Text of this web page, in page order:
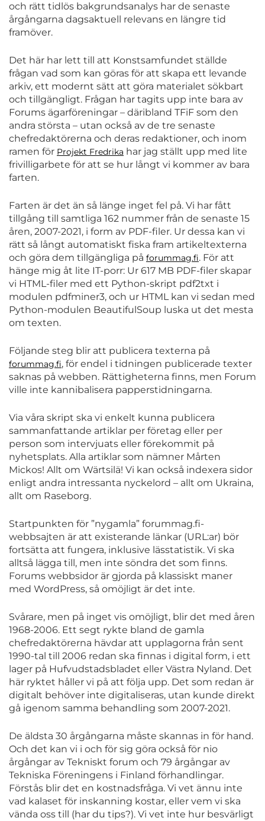
och rätt tidlös bakgrundsanalys har de senaste
årgångarna dagsaktuell relevans en längre tid
framöver.
Det här har lett till att Konstsamfundet ställde
frågan vad som kan göras för att skapa ett levande
arkiv, ett modernt sätt att göra materialet sökbart
och tillgängligt. Frågan har tagits upp inte bara av
Forums ägarföreningar – däribland TFiF som den
andra största – utan också av de tre senaste
chefredaktörerna och deras redaktioner, och inom
ramen för Projekt Fredrika har jag ställt upp med lite
frivilligarbete för att se hur långt vi kommer av bara
farten.
Farten är det än så länge inget fel på. Vi har fått
tillgång till samtliga 162 nummer från de senaste 15
åren, 2007-2021, i form av PDF-filer. Ur dessa kan vi
rätt så långt automatiskt fiska fram artikeltexterna
och göra dem tillgängliga på forummag.fi. För att
hänge mig åt lite IT-porr: Ur 617 MB PDF-filer skapar
vi HTML-filer med ett Python-skript pdf2txt i
modulen pdfminer3, och ur HTML kan vi sedan med
Python-modulen BeautifulSoup luska ut det mesta
om texten.
Följande steg blir att publicera texterna på
forummag.fi, för endel i tidningen publicerade texter
saknas på webben. Rättigheterna finns, men Forum
ville inte kannibalisera papperstidningarna.
Via våra skript ska vi enkelt kunna publicera
sammanfattande artiklar per företag eller per
person som intervjuats eller förekommit på
nyhetsplats. Alla artiklar som nämner Mårten
Mickos! Allt om Wärtsilä! Vi kan också indexera sidor
enligt andra intressanta nyckelord – allt om Ukraina,
allt om Raseborg.
Startpunkten för ”nygamla” forummag.fi-
webbsajten är att existerande länkar (URL:ar) bör
fortsätta att fungera, inklusive lässtatistik. Vi ska
alltså lägga till, men inte söndra det som finns.
Forums webbsidor är gjorda på klassiskt maner
med WordPress, så omöjligt är det inte.
Svårare, men på inget vis omöjligt, blir det med åren
1968-2006. Ett segt rykte bland de gamla
chefredaktörerna hävdar att upplagorna från sent
1990-tal till 2006 redan ska finnas i digital form, i ett
lager på Hufvudstadsbladet eller Västra Nyland. Det
här ryktet håller vi på att följa upp. Det som redan är
digitalt behöver inte digitaliseras, utan kunde direkt
gå igenom samma behandling som 2007-2021.
De äldsta 30 årgångarna måste skannas in för hand.
Och det kan vi i och för sig göra också för nio
årgångar av Tekniskt forum och 79 årgångar av
Tekniska Föreningens i Finland förhandlingar.
Förstås blir det en kostnadsfråga. Vi vet ännu inte
vad kalaset för inskanning kostar, eller vem vi ska
vända oss till (har du tips?). Vi vet inte hur besvärligt